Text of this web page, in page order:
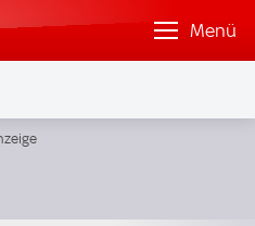
Menü